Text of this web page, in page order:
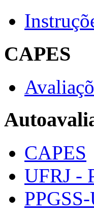
CAPES
CAPES
UFRJ -